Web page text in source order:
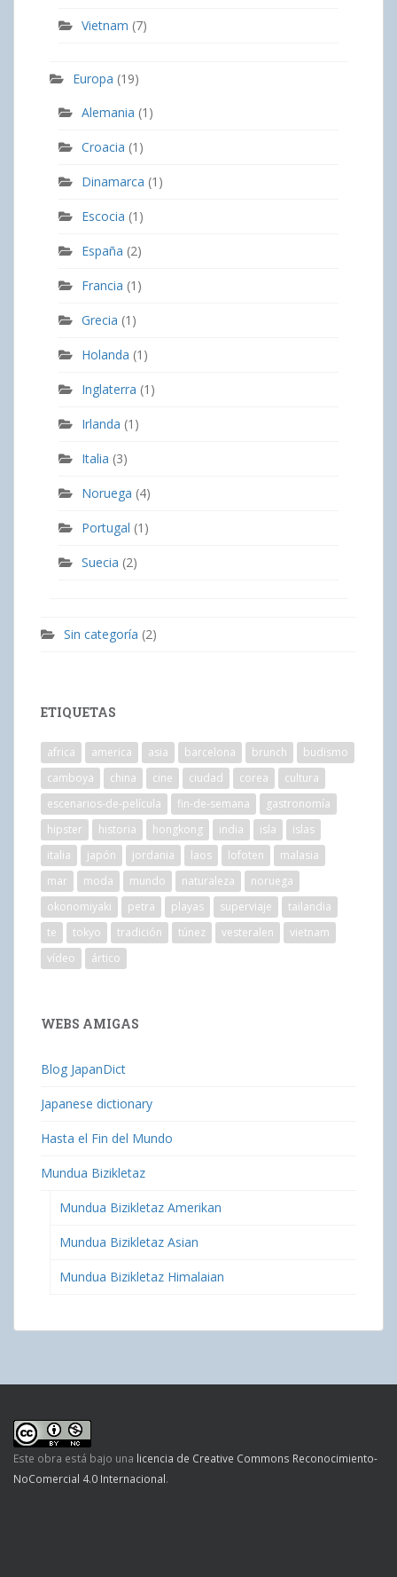
Vietnam (7)
Europa (19)
Alemania (1)
Croacia (1)
Dinamarca (1)
Escocia (1)
España (2)
Francia (1)
Grecia (1)
Holanda (1)
Inglaterra (1)
Irlanda (1)
Italia (3)
Noruega (4)
Portugal (1)
Suecia (2)
Sin categoría (2)
ETIQUETAS
africa america asia barcelona brunch
budismo
camboya
china cine ciudad corea
cultura
escenarios-de-película
fin-de-semana
gastronomía
hipster
historia hongkong india isla
islas
italia
japón jordania laos lofoten
malasia
mar
moda mundo naturaleza
noruega
okonomiyaki
petra playas superviaje
tailandia
te
tokyo tradición túnez vesteralen
vietnam
vídeo
ártico
WEBS AMIGAS
Blog JapanDict
Japanese dictionary
Hasta el Fin del Mundo
Mundua Bizikletaz
Mundua Bizikletaz Amerikan
Mundua Bizikletaz Asian
Mundua Bizikletaz Himalaian
Este obra está bajo una licencia de Creative Commons Reconocimiento-
NoComercial 4.0 Internacional.